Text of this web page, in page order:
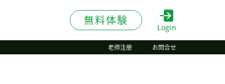
無料体験
Login
老师注册 お問合せ